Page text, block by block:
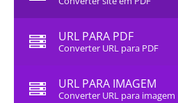
URL PARA PDF
Converter URL para PDF
URL PARA IMAGEM
Converter URL para imagem